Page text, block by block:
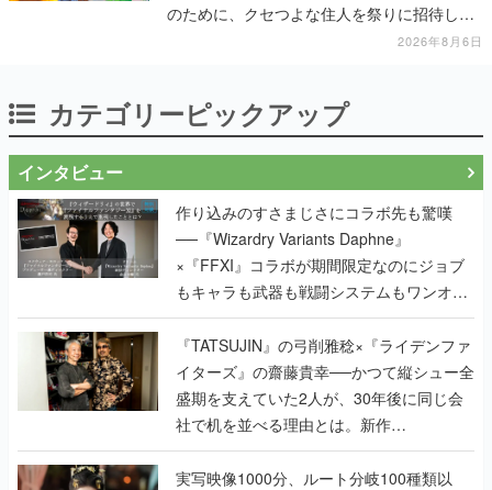
のために、クセつよな住人を祭りに招待して
2026年8月6日
カテゴリーピックアップ
インタビュー
作り込みのすさまじさにコラボ先も驚嘆
──『Wizardry Variants Daphne』
×『FFXI』コラボが期間限定なのにジョブ
もキャラも武器も戦闘システムもワンオフ
で作り込まれた理由を両ディレクターに聞
く
『TATSUJIN』の弓削雅稔×『ライデンファ
イターズ』の齋藤貴幸──かつて縦シュー全
盛期を支えていた2人が、30年後に同じ会
社で机を並べる理由とは。新作
『TATSUJIN EXTREME』で初タッグを組
んだレジェンド2人に訊く開発秘話
実写映像1000分、ルート分岐100種類以